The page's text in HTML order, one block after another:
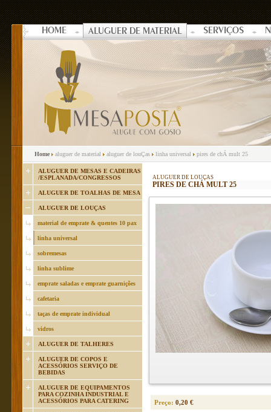
HOME ALUGUER DE MATERIAL SERVIÇOS
Home aluguer de material aluguer de louÇas linha universal pires de chÁ mult 25
ALUGUER DE MESAS E CADEIRAS
/ESPLANADA/CONGRESSOS
ALUGUER DE TOALHAS DE MESA
ALUGUER DE LOUÇAS
material de emprate & quentes 10 pax
linha universal
sobremesas
linha sublime
emprate saladas e emprate guarnições
cafetaria
taças de emprate individual
vidros
ALUGUER DE TALHERES
ALUGUER DE COPOS E
ACESSÓRIOS SERVIÇO DE
BEBIDAS
ALUGUER DE EQUIPAMENTOS
PARA COZINHA INDUSTRIAL E
ACESSÓRIOS PARA CATERING
ALUGUER DE LOUÇAS
PIRES DE CHÁ MULT 25
Preço: 0,20 €